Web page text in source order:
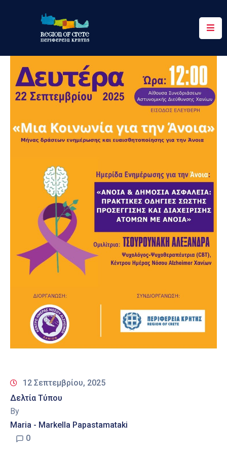
Περιφέρεια
Ενημέρωση
Έργα
Ψηφιακές
Επικοινωνία
12 Σεπτεμβρίου, 2025
Δελτία Τύπου
By
Maria - Markella Papastamataki
0